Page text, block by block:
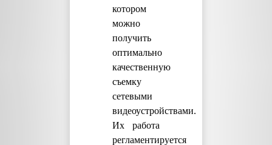
котором
можно
получить
оптимально
качественную
съемку
сетевыми
видеоустройствами.
Их работа
регламентируется